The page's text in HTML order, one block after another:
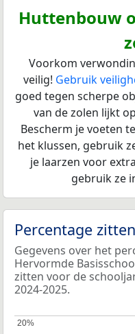
Huttenbouw
Voorkom
veilig! Gebruik
goed tegen scherpe
van de zolen lijkt
Bescherm je voeten
het klussen, gebruik
je laarzen voor
gebruik ze
Percentage
Gegevens over het
Hervormde
zitten voor de
2024-2025.
20%
20%